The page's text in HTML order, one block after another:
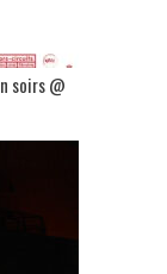
soirs @